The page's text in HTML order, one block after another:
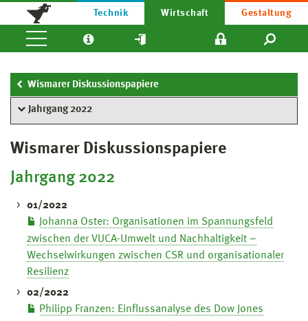
Technik Wirtschaft Gestaltung
Wismarer Diskussionspapiere
Jahrgang 2022
Wismarer Diskussionspapiere
Jahrgang 2022
01/2022
Johanna Oster: Organisationen im Spannungsfeld
zwischen der VUCA-Umwelt und Nachhaltigkeit –
Wechselwirkungen zwischen CSR und organisationaler
Resilienz
02/2022
Philipp Franzen: Einflussanalyse des Dow Jones